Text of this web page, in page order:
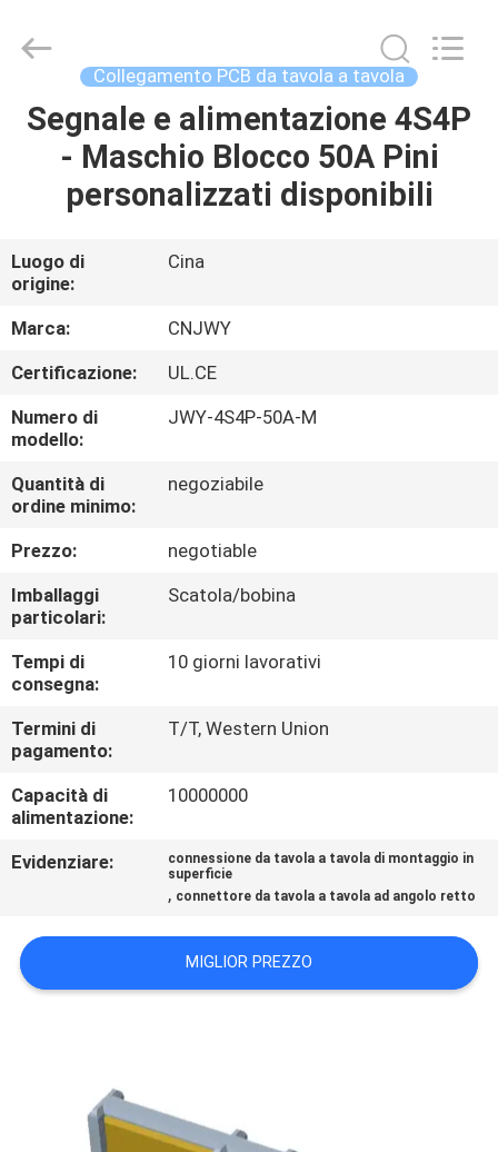
CASA
PRODOTTI
CIRCA
NOI
GIRO
DELLA
FABBRICA
CONTROLLO
DI
QUALITÀ
CONTATTICI
RICHIEDA
CITAZIONE
COMPANY
MAPPA
PRIVACY
Electronic
Reserved.
Collegamento PCB da tavola a tavola
Segnale e alimentazione 4S4P
- Maschio Blocco 50A Pini
personalizzati disponibili
Luogo di
origine:
Cina
Marca:
CNJWY
Certificazione:
UL.CE
Numero di
modello:
JWY-4S4P-50A-M
Quantità di
ordine minimo:
negoziabile
Prezzo:
negotiable
Imballaggi
particolari:
Scatola/bobina
Tempi di
consegna:
10 giorni lavorativi
Termini di
pagamento:
T/T, Western Union
Capacità di
alimentazione:
10000000
Evidenziare:
connessione da tavola a tavola di montaggio in
superficie
, connettore da tavola a tavola ad angolo retto
MIGLIOR PREZZO